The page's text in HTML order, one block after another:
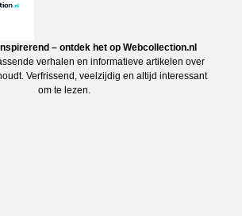
– ontdek het op Webcollection.nl
verhalen en informatieve artikelen over
Verfrissend, veelzijdig en altijd interessant
om te lezen.